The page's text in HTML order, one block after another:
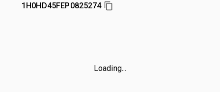
1H0HD45FEP0825274
Loading...